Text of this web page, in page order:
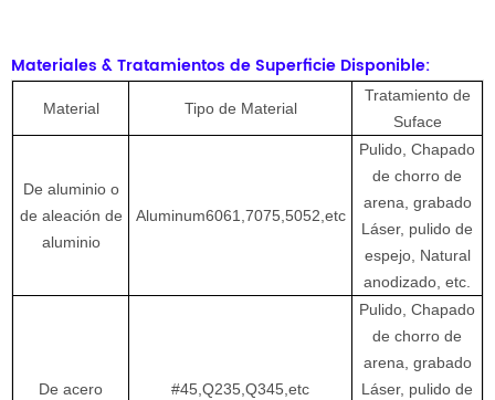
Materiales & Tratamientos de Superficie Disponible:
Material Tipo de Material
Tratamiento de
Suface
De aluminio o
de aleación de
aluminio
Aluminum6061,7075,5052,etc
Pulido, Chapado
de chorro de
arena, grabado
Láser, pulido de
espejo, Natural
anodizado, etc.
De acero #45,Q235,Q345,etc
Pulido, Chapado
de chorro de
arena, grabado
Láser, pulido de